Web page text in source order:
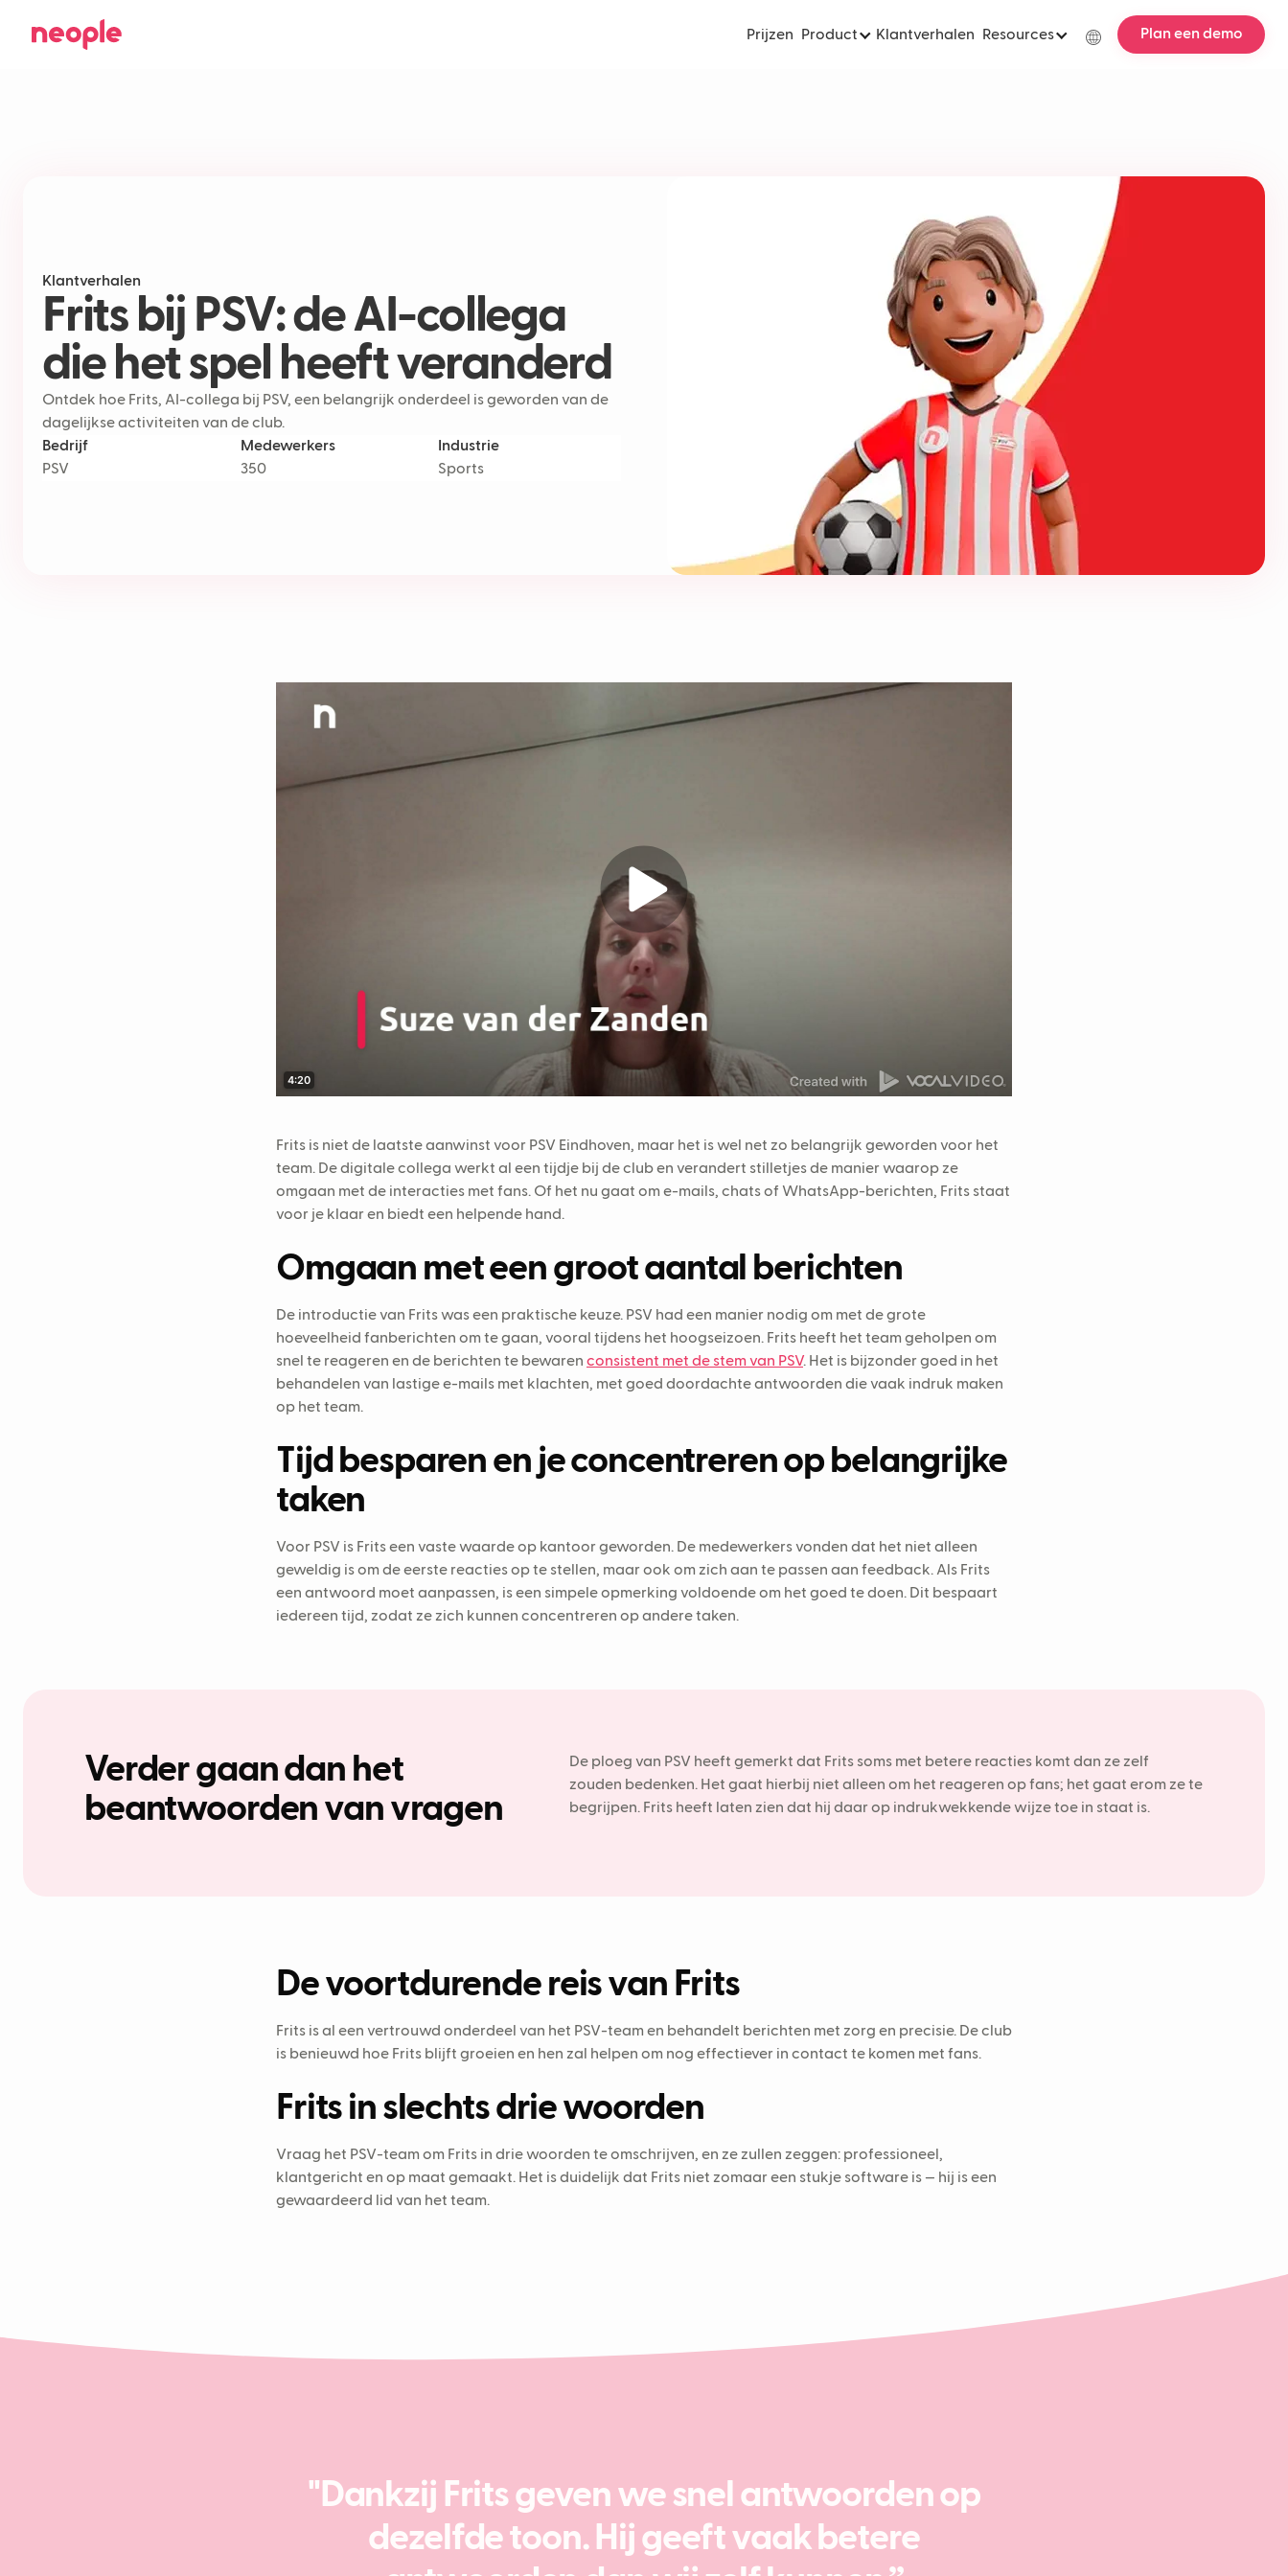
Prijzen Product Klantverhalen Resources Plan een demo
Klantverhalen
Frits bij PSV: de AI-collega
die het spel heeft veranderd
Ontdek hoe Frits, AI-collega bij PSV, een belangrijk onderdeel is geworden van de
dagelijkse activiteiten van de club.
Bedrijf
PSV
Medewerkers
350
Industrie
Sports
Frits is niet de laatste aanwinst voor PSV Eindhoven, maar het is wel net zo belangrijk geworden voor het
team. De digitale collega werkt al een tijdje bij de club en verandert stilletjes de manier waarop ze
omgaan met de interacties met fans. Of het nu gaat om e-mails, chats of WhatsApp-berichten, Frits staat
voor je klaar en biedt een helpende hand.
Omgaan met een groot aantal berichten
De introductie van Frits was een praktische keuze. PSV had een manier nodig om met de grote
hoeveelheid fanberichten om te gaan, vooral tijdens het hoogseizoen. Frits heeft het team geholpen om
snel te reageren en de berichten te bewaren consistent met de stem van PSV. Het is bijzonder goed in het
behandelen van lastige e-mails met klachten, met goed doordachte antwoorden die vaak indruk maken
op het team.
Tijd besparen en je concentreren op belangrijke
taken
Voor PSV is Frits een vaste waarde op kantoor geworden. De medewerkers vonden dat het niet alleen
geweldig is om de eerste reacties op te stellen, maar ook om zich aan te passen aan feedback. Als Frits
een antwoord moet aanpassen, is een simpele opmerking voldoende om het goed te doen. Dit bespaart
iedereen tijd, zodat ze zich kunnen concentreren op andere taken.
Verder gaan dan het
beantwoorden van vragen
De ploeg van PSV heeft gemerkt dat Frits soms met betere reacties komt dan ze zelf
zouden bedenken. Het gaat hierbij niet alleen om het reageren op fans; het gaat erom ze te
begrijpen. Frits heeft laten zien dat hij daar op indrukwekkende wijze toe in staat is.
De voortdurende reis van Frits
Frits is al een vertrouwd onderdeel van het PSV-team en behandelt berichten met zorg en precisie. De club
is benieuwd hoe Frits blijft groeien en hen zal helpen om nog effectiever in contact te komen met fans.
Frits in slechts drie woorden
Vraag het PSV-team om Frits in drie woorden te omschrijven, en ze zullen zeggen: professioneel,
klantgericht en op maat gemaakt. Het is duidelijk dat Frits niet zomaar een stukje software is — hij is een
gewaardeerd lid van het team.
"Dankzij Frits geven we snel antwoorden op
dezelfde toon. Hij geeft vaak betere